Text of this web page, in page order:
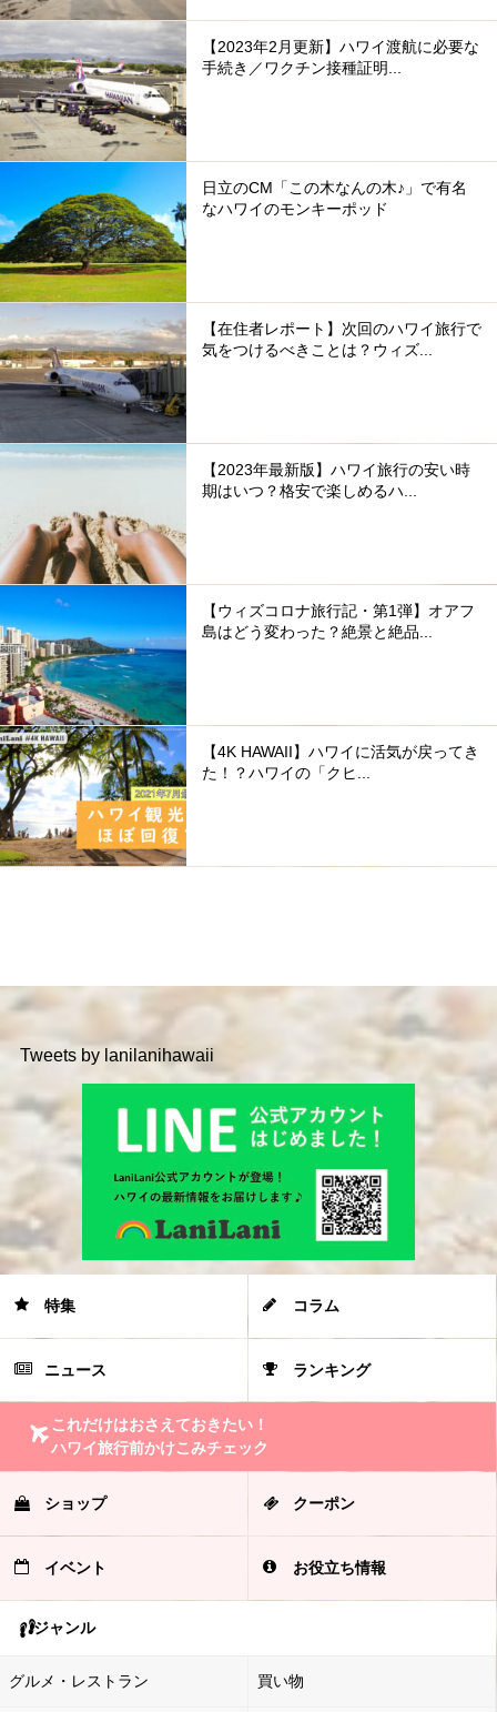
【2023年2月更新】ハワイ渡航に必要な
手続き／ワクチン接種証明...
日立のCM「この木なんの木♪」で有名
なハワイのモンキーポッド
【在住者レポート】次回のハワイ旅行で
気をつけるべきことは？ウィズ...
【2023年最新版】ハワイ旅行の安い時
期はいつ？格安で楽しめるハ...
【ウィズコロナ旅行記・第1弾】オアフ
島はどう変わった？絶景と絶品...
【4K HAWAII】ハワイに活気が戻ってき
た！？ハワイの「クヒ...
Tweets by lanilanihawaii
特集 コラム
ニュース ランキング
これだけはおさえておきたい！
ハワイ旅行前かけこみチェック
ショップ クーポン
イベント お役立ち情報
ジャンル
グルメ・レストラン 買い物